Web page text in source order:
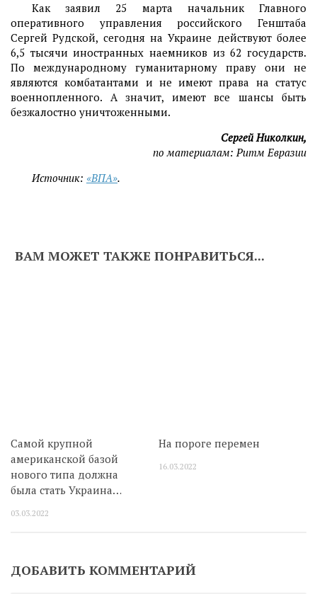
Как заявил 25 марта начальник Главного
оперативного управления российского Генштаба
Сергей Рудской, сегодня на Украине действуют более
6,5 тысячи иностранных наемников из 62 государств.
По международному гуманитарному праву они не
являются комбатантами и не имеют права на статус
военнопленного. А значит, имеют все шансы быть
безжалостно уничтоженными.
Сергей Николкин,
по материалам: Ритм Евразии
Источник: «ВПА».
ВАМ МОЖЕТ ТАКЖЕ ПОНРАВИТЬСЯ...
Самой крупной
американской базой
нового типа должна
была стать Украина…
03.03.2022
На пороге перемен
16.03.2022
ДОБАВИТЬ КОММЕНТАРИЙ